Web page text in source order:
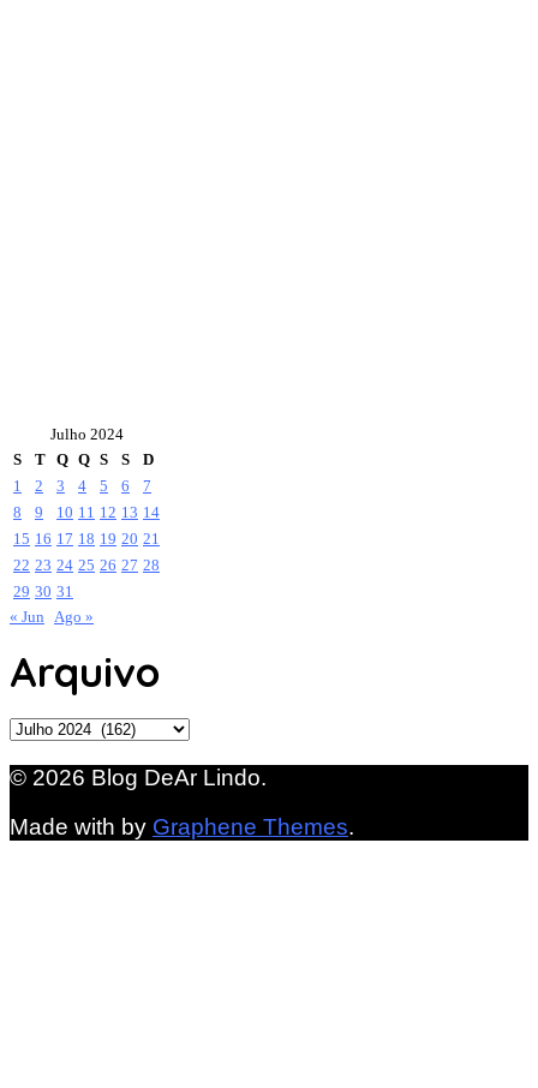
Julho 2024
S
T Q Q S S
D
1
2 3 4 5 6
7
8
9 10 11 12 13 14
15 16 17 18 19 20 21
22 23 24 25 26 27 28
29 30 31
« Jun Ago »
Arquivo
Arquivo
© 2026 Blog DeAr Lindo.
Made with by Graphene Themes.